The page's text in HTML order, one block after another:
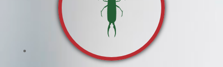
Buscador de
Contacto
ENG